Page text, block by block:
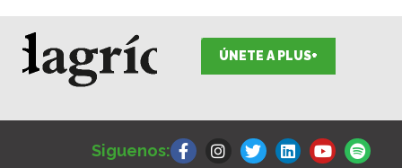
ÚNETE A PLUS+
Siguenos:
F
a
c
I
n
s
T
w
i
L
i
n
Y
o
u
S
p
o